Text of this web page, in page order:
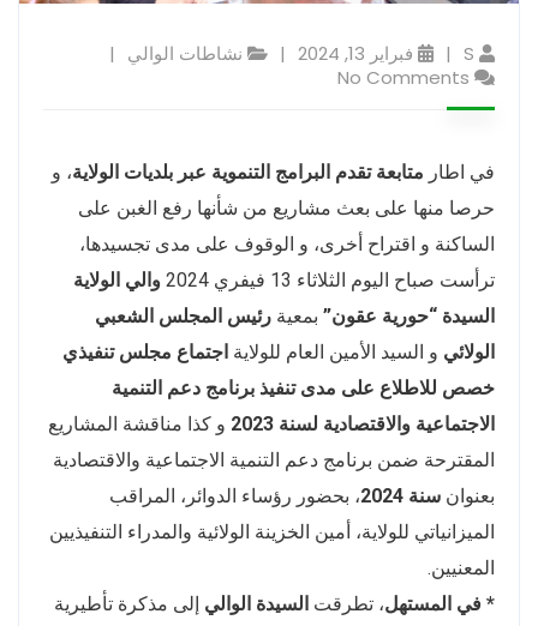
S فبراير 13, 2024
نشاطات الوالي
No Comments
في اطار متابعة تقدم البرامج التنموية عبر بلديات الولاية، و
حرصا منها على بعث مشاريع من شأنها رفع الغبن على
الساكنة و اقتراح أخرى، و الوقوف على مدى تجسيدها،
ترأست صباح اليوم الثلاثاء 13 فيفري 2024
والي الولاية
السيدة “حورية عقون” بمعية رئيس المجلس الشعبي
الولائي و السيد الأمين العام للولاية اجتماع مجلس تنفيذي
خصص للاطلاع على مدى تنفيذ برنامج دعم التنمية
الاجتماعية والاقتصادية لسنة 2023 و كذا مناقشة المشاريع
المقترحة ضمن برنامج دعم التنمية الاجتماعية والاقتصادية
بعنوان سنة 2024
، بحضور رؤساء الدوائر، المراقب
الميزانياتي للولاية، أمين الخزينة الولائية والمدراء التنفيذيين
المعنيين.
* في المستهل، تطرقت السيدة الوالي إلى مذكرة تأطيرية